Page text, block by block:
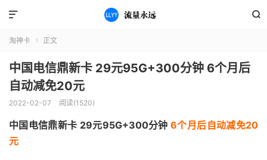


淘神卡  正文
中国电信鼎新卡 29元95G+300分钟 6个月后
自动减免20元
2022-02-07 阅读(1520)
中国电信鼎新卡 29元95G+300分钟6个月后自动减免20
元